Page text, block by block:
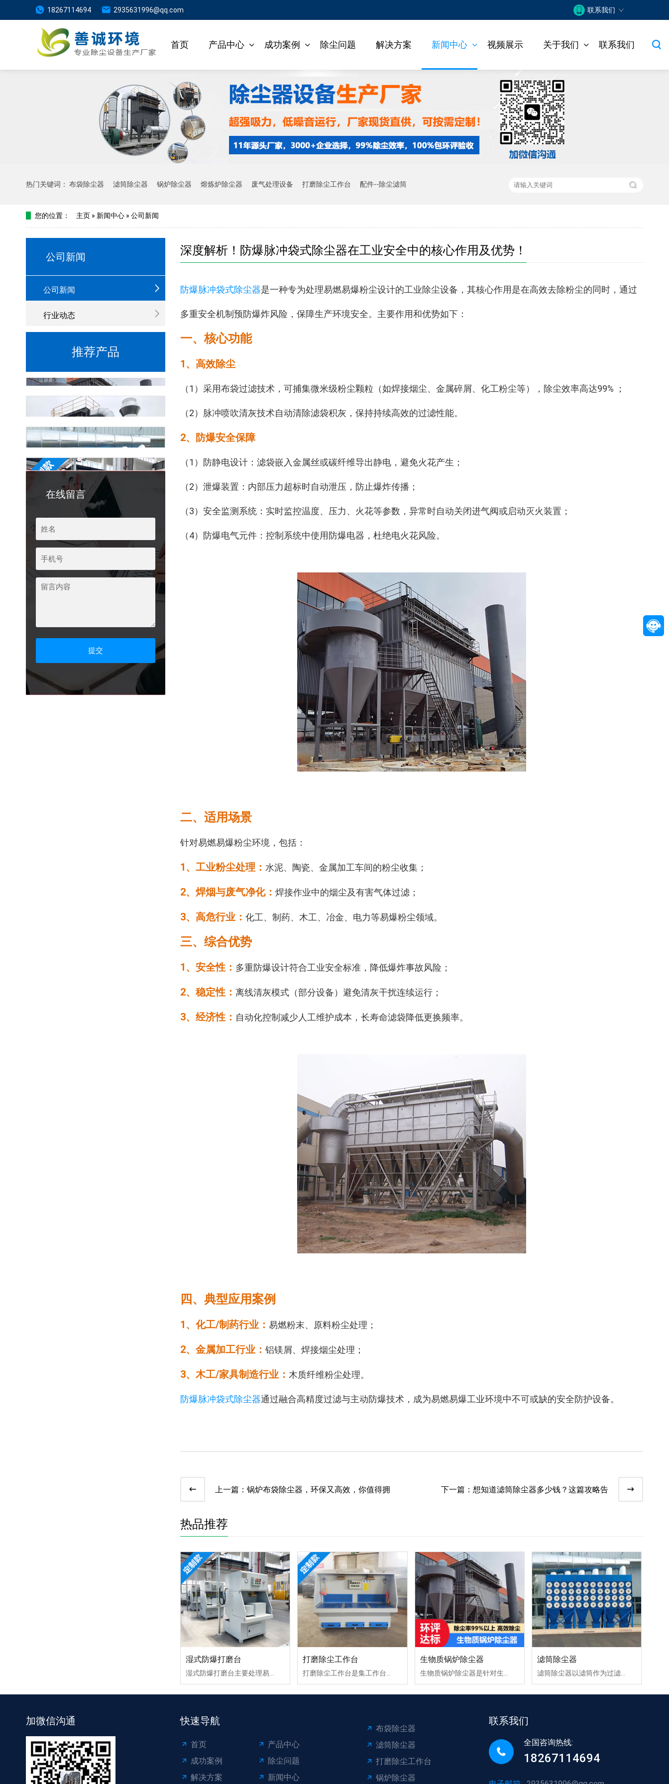
18267114694 2935631996@qq.com 联系我们
首页 产品中心 成功案例 除尘问题 解决方案 新闻中心 视频展示 关于我们 联系我们
热门关键词： 布袋除尘器 滤筒除尘器 锅炉除尘器 熔炼炉除尘器 废气处理设备 打磨除尘工作台 配件--除尘滤筒
您的位置： 主页 » 新闻中心 » 公司新闻
公司新闻
公司新闻
行业动态
推荐产品
生物质锅炉除尘器
布袋除尘器
滤筒除尘器
湿式防爆打磨台
生物质锅炉除尘器
在线留言
深度解析！防爆脉冲袋式除尘器在工业安全中的核心作用及优势！
防爆脉冲袋式除尘器是一种专为处理易燃易爆粉尘设计的工业除尘设备，其核心作用是在高效去除粉尘的同时，通过
多重安全机制预防爆炸风险，保障生产环境安全。主要作用和优势如下：
一、核心功能
1、高效除尘‌
（1）采用布袋过滤技术，可捕集微米级粉尘颗粒（如焊接烟尘、金属碎屑、化工粉尘等），除尘效率高达‌99%‌ ；
（2）脉冲喷吹清灰技术自动清除滤袋积灰，保持持续高效的过滤性能。
‌2、防爆安全保障‌
‌（1）防静电设计‌：滤袋嵌入金属丝或碳纤维导出静电，避免火花产生；
‌（2）泄爆装置‌：内部压力超标时自动泄压，防止爆炸传播；
‌（3）安全监测系统‌：实时监控温度、压力、火花等参数，异常时自动关闭进气阀或启动灭火装置；
‌（4）‌防爆电气元件‌：控制系统中使用防爆电器，杜绝电火花风险。
二、适用场景
针对易燃易爆粉尘环境，包括：
1、工业粉尘处理‌： 水泥、陶瓷、金属加工车间的粉尘收集；
2、焊烟与废气净化‌： 焊接作业中的烟尘及有害气体过滤；
3、高危行业‌： 化工、制药、木工、冶金、电力等易爆粉尘领域。
三、综合优势
1、安全性‌： 多重防爆设计符合工业安全标准，降低爆炸事故风险；
2、稳定性‌： 离线清灰模式（部分设备）避免清灰干扰连续运行；
3、经济性‌： 自动化控制减少人工维护成本，长寿命滤袋降低更换频率。
四、典型应用案例
1、化工/制药行业： 易燃粉末、原料粉尘处理；
2、金属加工行业： 铝镁屑、焊接烟尘处理；
3、木工/家具制造行业： 木质纤维粉尘处理。
防爆脉冲袋式除尘器通过融合高精度过滤与主动防爆技术，成为易燃易爆工业环境中不可或缺的安全防护设备。
上一篇： 锅炉布袋除尘器，环保又高效，你值得拥 下一篇： 想知道滤筒除尘器多少钱？这篇攻略告
热品推荐
湿式防爆打磨台 打磨除尘工作台 生物质锅炉除尘器 滤筒除尘器
滤筒除尘器以滤筒作为过滤元件所组成或采用脉冲喷吹的除尘器。 滤筒除尘器按安装方式分，可以分为斜插式，侧装式，吊装式，上装式。 滤筒除尘器按滤筒材料分，可以分为长纤维聚酯滤筒除尘器、复合纤维滤筒除尘器、防静电滤筒除尘器、阻燃滤筒除尘器、覆膜滤筒除尘器、纳米滤筒除尘器等。
加微信沟通 快速导航
首页
产品中心
成功案例
除尘问题
解决方案
新闻中心
布袋除尘器
滤筒除尘器
打磨除尘工作台
锅炉除尘器
联系我们
全国咨询热线:
18267114694